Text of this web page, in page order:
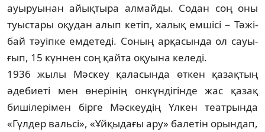
ауыруынан айық­­тыра алмайды. Содан соң оны
туыс­та­ры оқудан алып кетіп, халық емшісі − Тәжі­
бай тәуіпке емдетеді. Соның арқасында ол сауы­
ғып, 15 күннен соң қайта оқуына ке­леді.
1936 жылы Мәскеу қаласында өткен қа­зақтың
әдебиеті мен өнерінің онкүн­ді­гінде жас қазақ
бишілерімен бірге Мәскеудің Үлкен театрында
«Гүлдер вальсі», «Ұйқыдағы ару» балетін орындап,